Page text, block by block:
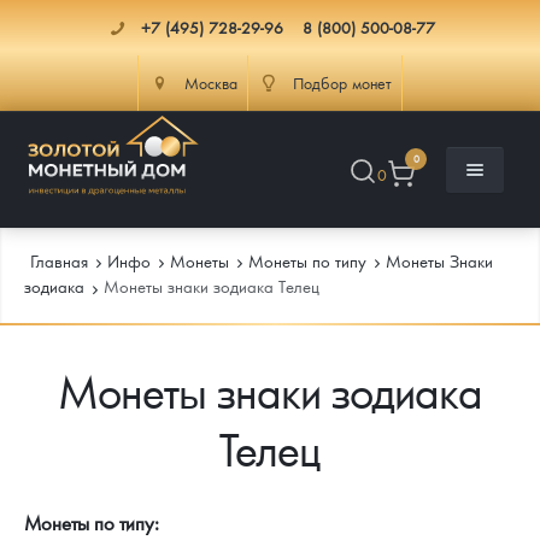
+7 (495) 728-29-96 8 (800) 500-08-77
Москва Подбор монет
0
0
Каталог Монет
Инфо
Главная Инфо Монеты Монеты по типу
Монеты Знаки
зодиака
Монеты знаки зодиака Телец
Монеты знаки зодиака
Телец
Монеты по типу: